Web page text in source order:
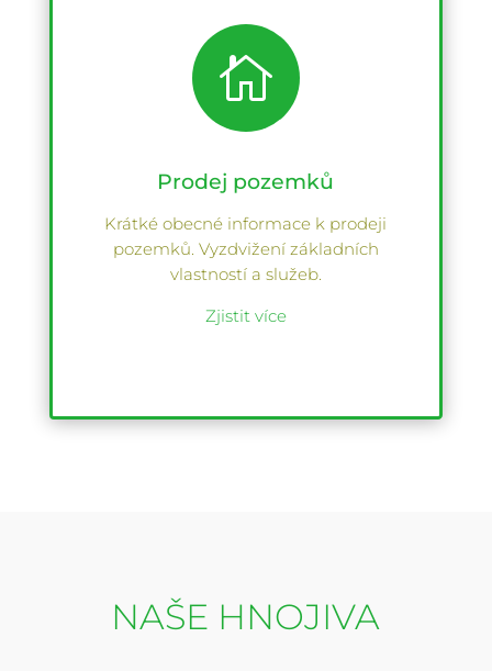

Prodej pozemků
Krátké obecné informace k prodeji
pozemků. Vyzdvižení základních
vlastností a služeb.
Zjistit více
NAŠE HNOJIVA